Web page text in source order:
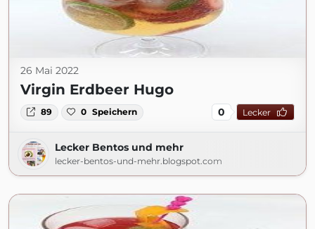
26 Mai 2022
Virgin Erdbeer Hugo
89 0 Speichern 0 Lecker
Lecker Bentos und mehr
lecker-bentos-und-mehr.blogspot.com